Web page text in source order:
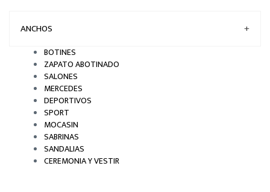
ANCHOS +
BOTINES
ZAPATO ABOTINADO
SALONES
MERCEDES
DEPORTIVOS
SPORT
MOCASIN
SABRINAS
SANDALIAS
CEREMONIA Y VESTIR